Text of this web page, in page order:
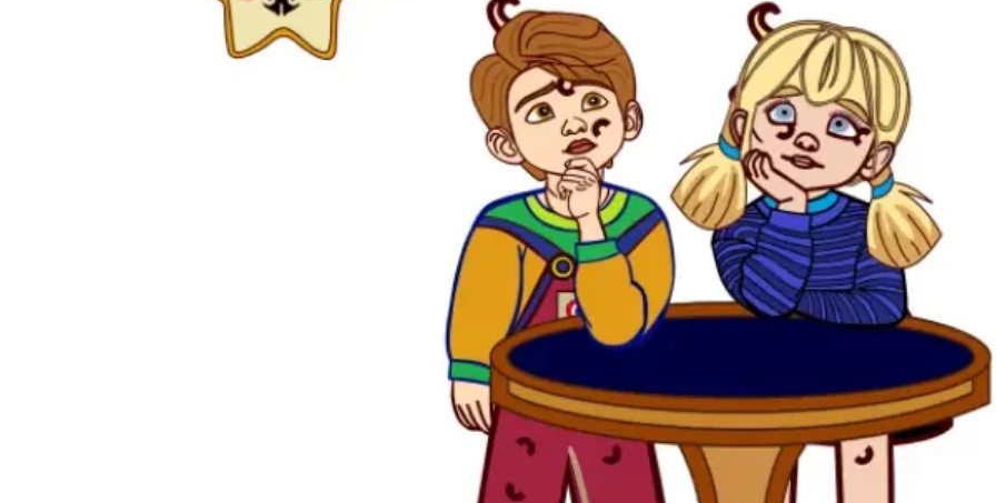
Abonnez-vous à notre Newsletter.
Recevez les news des cornichons de l’inclusion.